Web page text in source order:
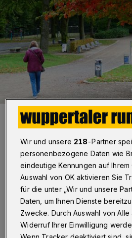
Blick in den Nordpark.
Foto: Achim Otto
D ie unter diesem Dach
Parkanlagen
hohen Qualitätsstandard,
und ihre regionale oder
Wir und unsere 218-Partner
personenbezogene Daten wie
eindeutige Kennungen auf Ihrem
Auswahl von OK aktivieren Sie
für die unter „Wir und unsere
Daten, um Ihnen Dienste
Zwecke. Durch Auswahl von
Widerruf Ihrer Einwilligung